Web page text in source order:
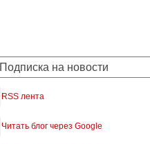
Подписка на новости
RSS лента
Читать блог через Google